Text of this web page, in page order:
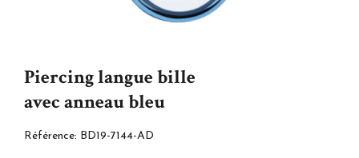
Piercing langue bille
avec anneau bleu
Référence: BD19-7144-AD